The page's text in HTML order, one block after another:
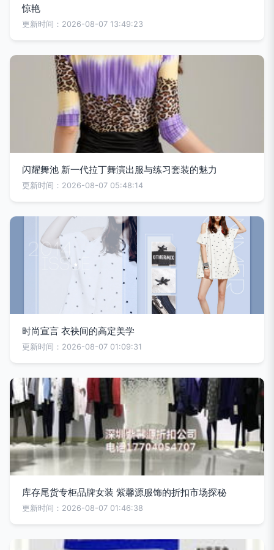
惊艳
更新时间：2026-08-07 13:49:23
闪耀舞池 新一代拉丁舞演出服与练习套装的魅力
更新时间：2026-08-07 05:48:14
时尚宣言 衣袂间的高定美学
更新时间：2026-08-07 01:09:31
库存尾货专柜品牌女装 紫馨源服饰的折扣市场探秘
更新时间：2026-08-07 01:46:38